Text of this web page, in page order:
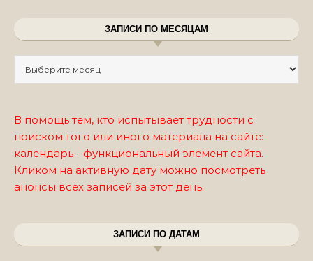
ЗАПИСИ ПО МЕСЯЦАМ
В помощь тем, кто испытывает трудности с
поиском того или иного материала на сайте:
календарь - функциональный элемент сайта.
Кликом на активную дату можно посмотреть
анонсы всех записей за этот день.
ЗАПИСИ ПО ДАТАМ